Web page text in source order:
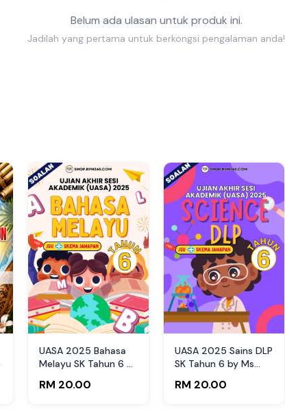
Belum ada ulasan untuk produk ini.
Jadilah yang pertama untuk berkongsi pengalaman anda!
UASA 2025 Bahasa
Melayu SK Tahun 6 by
RM 20.00
UASA 2025 Sains DLP
SK Tahun 6 by Ms
RM 20.00